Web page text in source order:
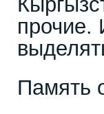
прочие.
Память